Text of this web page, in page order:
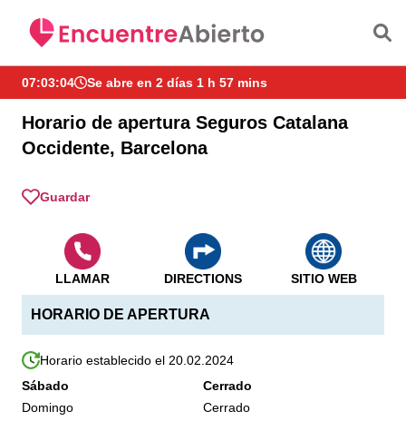
07:03:04 Se abre en 2 días 1 h 57 mins
Horario de apertura Seguros Catalana
Occidente, Barcelona
Guardar
HORARIO DE APERTURA
Horario establecido el 20.02.2024
Sábado
Cerrado
Domingo
Cerrado
LLAMAR DIRECTIONS SITIO WEB